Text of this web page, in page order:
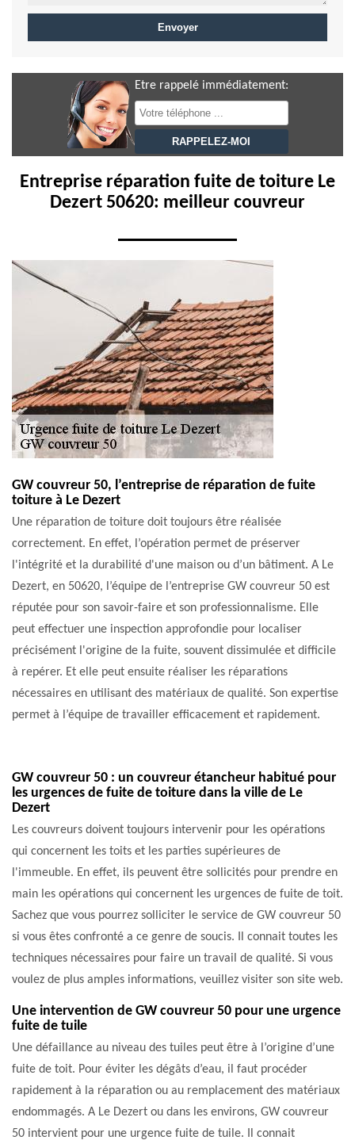
Etre rappelé immédiatement:
Entreprise réparation fuite de toiture Le
Dezert 50620: meilleur couvreur
GW couvreur 50, l’entreprise de réparation de fuite
toiture à Le Dezert
Une réparation de toiture doit toujours être réalisée
correctement. En effet, l’opération permet de préserver
l'intégrité et la durabilité d'une maison ou d’un bâtiment. A Le
Dezert, en 50620, l’équipe de l’entreprise GW couvreur 50 est
réputée pour son savoir-faire et son professionnalisme. Elle
peut effectuer une inspection approfondie pour localiser
précisément l'origine de la fuite, souvent dissimulée et difficile
à repérer. Et elle peut ensuite réaliser les réparations
nécessaires en utilisant des matériaux de qualité. Son expertise
permet à l’équipe de travailler efficacement et rapidement.
GW couvreur 50 : un couvreur étancheur habitué pour
les urgences de fuite de toiture dans la ville de Le
Dezert
Les couvreurs doivent toujours intervenir pour les opérations
qui concernent les toits et les parties supérieures de
l'immeuble. En effet, ils peuvent être sollicités pour prendre en
main les opérations qui concernent les urgences de fuite de toit.
Sachez que vous pourrez solliciter le service de GW couvreur 50
si vous êtes confronté a ce genre de soucis. Il connait toutes les
techniques nécessaires pour faire un travail de qualité. Si vous
voulez de plus amples informations, veuillez visiter son site web.
Une intervention de GW couvreur 50 pour une urgence
fuite de tuile
Une défaillance au niveau des tuiles peut être à l’origine d’une
fuite de toit. Pour éviter les dégâts d’eau, il faut procéder
rapidement à la réparation ou au remplacement des matériaux
endommagés. A Le Dezert ou dans les environs, GW couvreur
50 intervient pour une urgence fuite de tuile. Il connait